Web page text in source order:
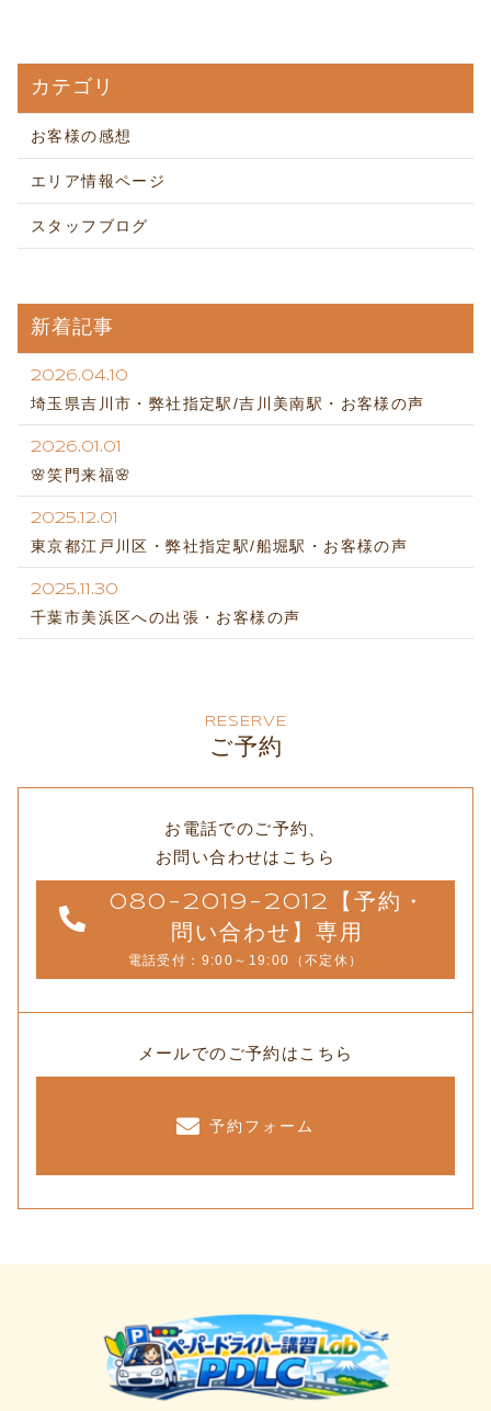
カテゴリ
お客様の感想
エリア情報ページ
スタッフブログ
新着記事
2026.04.10
埼玉県吉川市・弊社指定駅/吉川美南駅・お客様の声
2026.01.01
🌸笑門来福🌸
2025.12.01
東京都江戸川区・弊社指定駅/船堀駅・お客様の声
2025.11.30
千葉市美浜区への出張・お客様の声
RESERVE
ご予約
お電話でのご予約、
お問い合わせはこちら
080-2019-2012【予約・
問い合わせ】専用
電話受付：9:00～19:00（不定休）
メールでのご予約はこちら
予約フォーム